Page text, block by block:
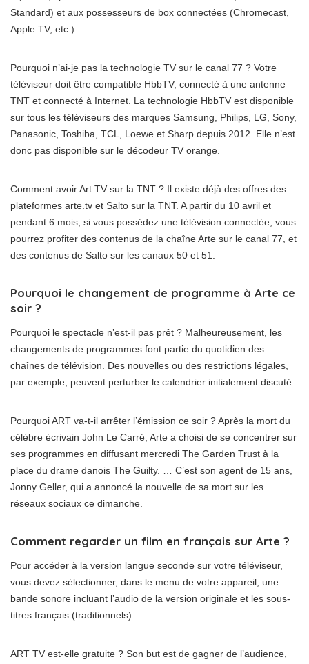
Standard) et aux possesseurs de box connectées (Chromecast,
Apple TV, etc.).
Pourquoi n’ai-je pas la technologie TV sur le canal 77 ? Votre
téléviseur doit être compatible HbbTV, connecté à une antenne
TNT et connecté à Internet. La technologie HbbTV est disponible
sur tous les téléviseurs des marques Samsung, Philips, LG, Sony,
Panasonic, Toshiba, TCL, Loewe et Sharp depuis 2012. Elle n’est
donc pas disponible sur le décodeur TV orange.
Comment avoir Art TV sur la TNT ? Il existe déjà des offres des
plateformes arte.tv et Salto sur la TNT. A partir du 10 avril et
pendant 6 mois, si vous possédez une télévision connectée, vous
pourrez profiter des contenus de la chaîne Arte sur le canal 77, et
des contenus de Salto sur les canaux 50 et 51.
Pourquoi le changement de programme à Arte ce
soir ?
Pourquoi le spectacle n’est-il pas prêt ? Malheureusement, les
changements de programmes font partie du quotidien des
chaînes de télévision. Des nouvelles ou des restrictions légales,
par exemple, peuvent perturber le calendrier initialement discuté.
Pourquoi ART va-t-il arrêter l’émission ce soir ? Après la mort du
célèbre écrivain John Le Carré, Arte a choisi de se concentrer sur
ses programmes en diffusant mercredi The Garden Trust à la
place du drame danois The Guilty. … C’est son agent de 15 ans,
Jonny Geller, qui a annoncé la nouvelle de sa mort sur les
réseaux sociaux ce dimanche.
Comment regarder un film en français sur Arte ?
Pour accéder à la version langue seconde sur votre téléviseur,
vous devez sélectionner, dans le menu de votre appareil, une
bande sonore incluant l’audio de la version originale et les sous-
titres français (traditionnels).
ART TV est-elle gratuite ? Son but est de gagner de l’audience,